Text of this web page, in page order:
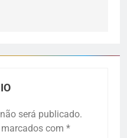
será publicado.
com *